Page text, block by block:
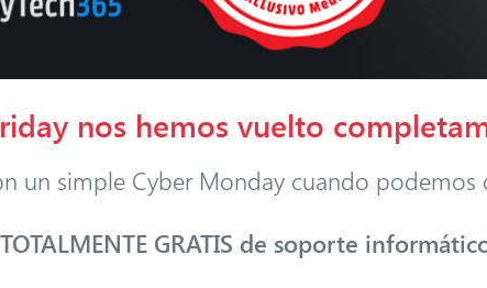
nos hemos vuelto
un simple Cyber Monday cuando podemos
GRATIS de soporte